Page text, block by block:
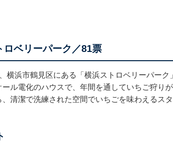
ロベリーパーク／81票
横浜市鶴見区にある「横浜ストロベリーパー
ール電化のハウスで、年間を通していちご狩り
清潔で洗練された空間でいちごを味わえるス